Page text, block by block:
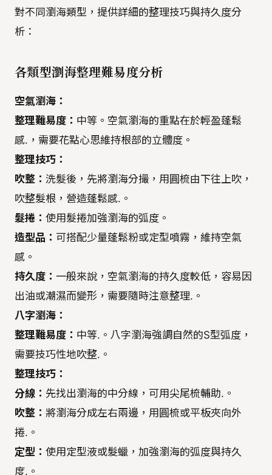
對不同瀏海類型，提供詳細的整理技巧與持久度分
析：
各類型瀏海整理難易度分析
空氣瀏海：
整理難易度： 中等。空氣瀏海的重點在於輕盈蓬鬆
感.，需要花點心思維持根部的立體度。
整理技巧：
吹整： 洗髮後，先將瀏海分撮，用圓梳由下往上吹，
吹整髮根，營造蓬鬆感.。
髮捲： 使用髮捲加強瀏海的弧度。
造型品： 可搭配少量蓬鬆粉或定型噴霧，維持空氣
感。
持久度： 一般來說，空氣瀏海的持久度較低，容易因
出油或潮濕而變形，需要隨時注意整理.。
八字瀏海：
整理難易度： 中等.。八字瀏海強調自然的S型弧度，
需要技巧性地吹整.。
整理技巧：
分線： 先找出瀏海的中分線，可用尖尾梳輔助.。
吹整： 將瀏海分成左右兩邊，用圓梳或平板夾向外
捲.。
定型： 使用定型液或髮蠟，加強瀏海的弧度與持久
度.。